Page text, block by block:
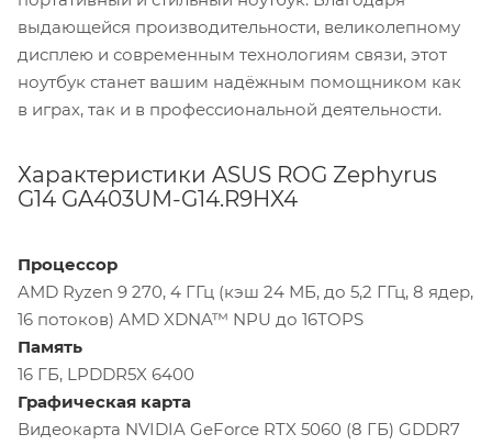
выдающейся производительности, великолепному
дисплею и современным технологиям связи, этот
ноутбук станет вашим надёжным помощником как
в играх, так и в профессиональной деятельности.
Характеристики ASUS ROG Zephyrus
G14 GA403UM-G14.R9HX4
Процессор
AMD Ryzen 9 270, 4 ГГц (кэш 24 МБ, до 5,2 ГГц, 8 ядер,
16 потоков) AMD XDNA™ NPU до 16TOPS
Память
16 ГБ, LPDDR5X 6400
Графическая карта
Видеокарта NVIDIA GeForce RTX 5060 (8 ГБ) GDDR7